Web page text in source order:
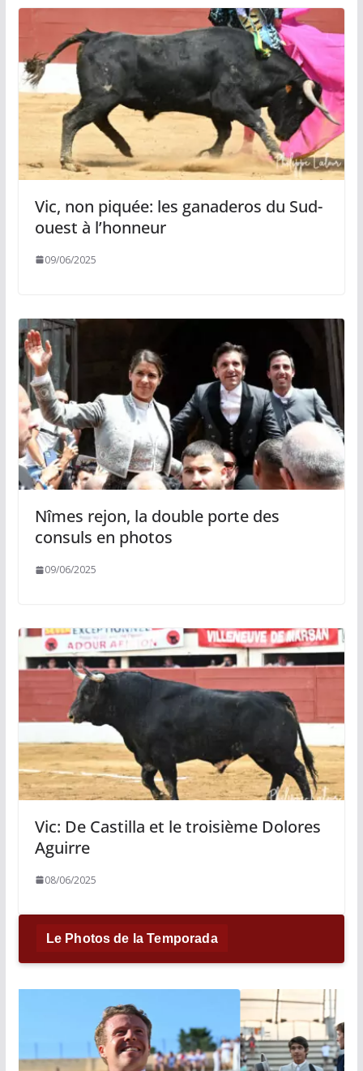
Vic, non piquée: les ganaderos du Sud-
ouest à l’honneur
09/06/2025
Nîmes rejon, la double porte des
consuls en photos
09/06/2025
Vic: De Castilla et le troisième Dolores
Aguirre
08/06/2025
Le Photos de la Temporada